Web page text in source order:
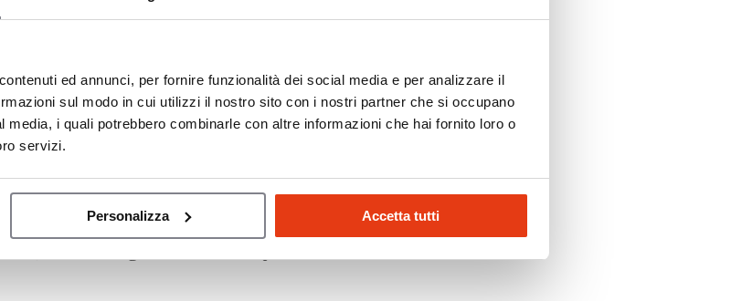
ed annunci, per fornire funzionalità dei social media e per analizzare il
sul modo in cui utilizzi il nostro sito con i nostri partner che si occupano
media, i quali potrebbero combinarle con altre informazioni che hai fornito loro o
servizi.
Personalizza Accetta tutti
entrambi al 15%, mentrele
conosciuti dal grande pubblico,
elevata tra brand di
immobiliari insieme coprono oltre
diversa.
una concentrazione che
della distribuzione. Al secondo posto
ristorazione al12,7%. I tre comparti
lasciando agli altri dieci comparti